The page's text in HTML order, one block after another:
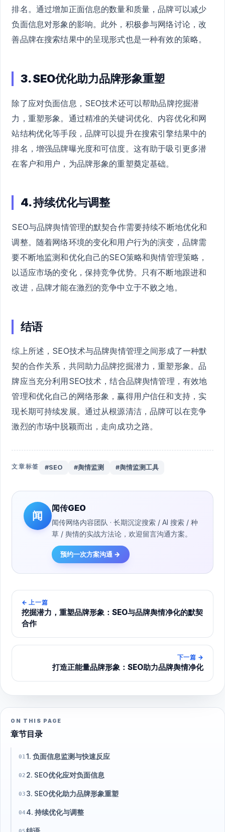
排名。通过增加正面信息的数量和质量，品牌可以减少
负面信息对形象的影响。此外，积极参与网络讨论，改
善品牌在搜索结果中的呈现形式也是一种有效的策略。
3. SEO优化助力品牌形象重塑
除了应对负面信息，SEO技术还可以帮助品牌挖掘潜
力，重塑形象。通过精准的关键词优化、内容优化和网
站结构优化等手段，品牌可以提升在搜索引擎结果中的
排名，增强品牌曝光度和可信度。这有助于吸引更多潜
在客户和用户，为品牌形象的重塑奠定基础。
4. 持续优化与调整
SEO与品牌舆情管理的默契合作需要持续不断地优化和
调整。随着网络环境的变化和用户行为的演变，品牌需
要不断地监测和优化自己的SEO策略和舆情管理策略，
以适应市场的变化，保持竞争优势。只有不断地跟进和
改进，品牌才能在激烈的竞争中立于不败之地。
结语
综上所述，SEO技术与品牌舆情管理之间形成了一种默
契的合作关系，共同助力品牌挖掘潜力，重塑形象。品
牌应当充分利用SEO技术，结合品牌舆情管理，有效地
管理和优化自己的网络形象，赢得用户信任和支持，实
现长期可持续发展。通过从根源清洁，品牌可以在竞争
激烈的市场中脱颖而出，走向成功之路。
文章标签 #SEO #舆情监测 #舆情监测工具
闻
闻传GEO
闻传网络内容团队 · 长期沉淀搜索 / AI 搜索 / 种
草 / 舆情的实战方法论，欢迎留言沟通方案。
预约一次方案沟通 →
← 上一篇
挖掘潜力，重塑品牌形象：SEO与品牌舆情净化的默契
合作
下一篇 →
打造正能量品牌形象：SEO助力品牌舆情净化
ON THIS PAGE
章节目录
011. 负面信息监测与快速反应
02 2. SEO优化应对负面信息
03 3. SEO优化助力品牌形象重塑
04 4. 持续优化与调整